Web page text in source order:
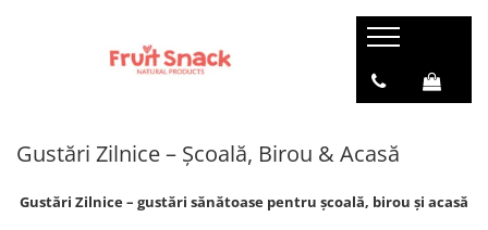
Gustări Zilnice – Școală, Birou & Acasă
Gustări Zilnice – gustări sănătoase pentru școală, birou și acasă